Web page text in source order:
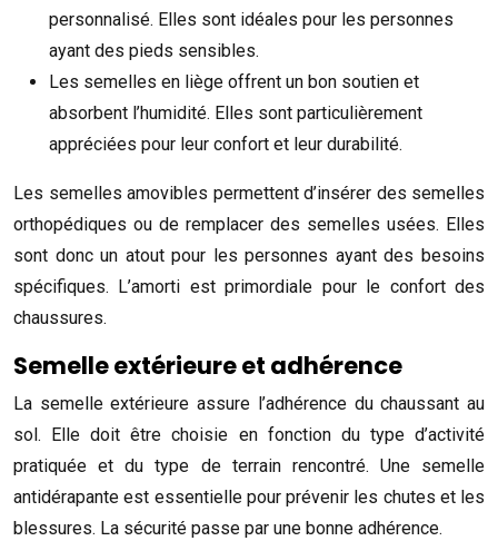
personnalisé. Elles sont idéales pour les personnes
ayant des pieds sensibles.
Les semelles en liège offrent un bon soutien et
absorbent l’humidité. Elles sont particulièrement
appréciées pour leur confort et leur durabilité.
Les semelles amovibles permettent d’insérer des semelles
orthopédiques ou de remplacer des semelles usées. Elles
sont donc un atout pour les personnes ayant des besoins
spécifiques. L’amorti est primordiale pour le confort des
chaussures.
Semelle extérieure et adhérence
La semelle extérieure assure l’adhérence du chaussant au
sol. Elle doit être choisie en fonction du type d’activité
pratiquée et du type de terrain rencontré. Une semelle
antidérapante est essentielle pour prévenir les chutes et les
blessures. La sécurité passe par une bonne adhérence.